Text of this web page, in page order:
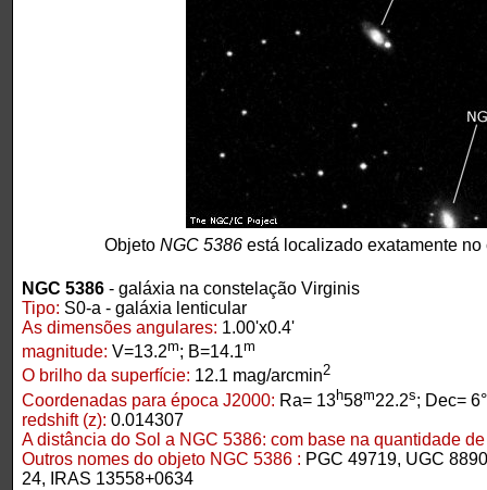
Objeto NGC 5386 está localizado exatamente no
NGC 5386 - galáxia na constelação Virginis
Tipo: S0-a - galáxia lenticular
As dimensões angulares: 1.00'x0.4'
magnitude: V=13.2m; B=14.1m
O brilho da superfície: 12.1 mag/arcmin2
Coordenadas para época J2000: Ra= 13h58m22.2s; Dec=
redshift (z): 0.014307
A distância do Sol a NGC 5386: com base na quantidade
Outros nomes do objeto NGC 5386 : PGC 49719, UGC
24, IRAS 13558+0634